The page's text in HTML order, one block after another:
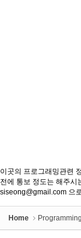
이곳의 프로그래밍관련
전에 통보 정도는 해주시
siseong@gmail.com 으
Home Programming